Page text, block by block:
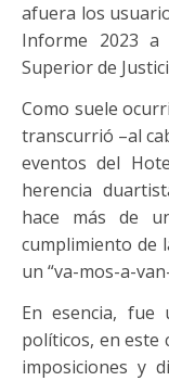
afuera los
Informe 2023
Superior de
Como suele
transcurrió –al
eventos del
herencia
hace más de
cumplimiento de
un “va-mos-a-
En esencia, fue
políticos, en este
imposiciones y